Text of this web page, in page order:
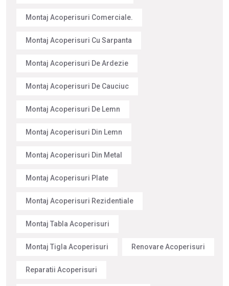
Montaj Acoperisuri Comerciale.
Montaj Acoperisuri Cu Sarpanta
Montaj Acoperisuri De Ardezie
Montaj Acoperisuri De Cauciuc
Montaj Acoperisuri De Lemn
Montaj Acoperisuri Din Lemn
Montaj Acoperisuri Din Metal
Montaj Acoperisuri Plate
Montaj Acoperisuri Rezidentiale
Montaj Tabla Acoperisuri
Montaj Tigla Acoperisuri Renovare Acoperisuri
Reparatii Acoperisuri